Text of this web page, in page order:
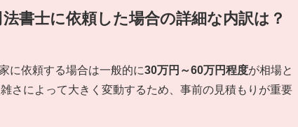
書士に依頼した場合の詳細な内訳は？
に依頼する場合は一般的に30万円～60万円程度が相場と
さによって大きく変動するため、事前の見積もりが重要